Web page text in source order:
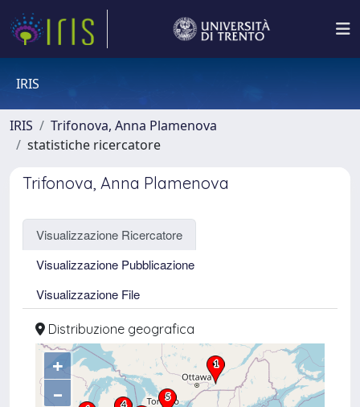
IRIS
IRIS
Trifonova, Anna Plamenova
statistiche ricercatore
Trifonova, Anna Plamenova
Visualizzazione Ricercatore
Visualizzazione Pubblicazione
Visualizzazione File
Distribuzione geografica
+
–